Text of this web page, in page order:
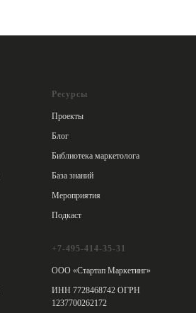
Ресурсы
Проекты
Блог
Библиотека маркетолога
База знаний
Мероприятия
Подкаст
+7-495-414-35-31
ООО «Стартап Маркетинг»
ИНН 7728468742 ОГРН
1237700262172